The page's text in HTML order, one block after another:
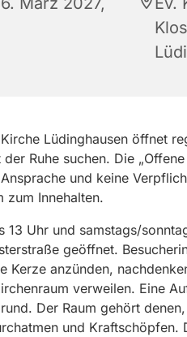
Lüdinghausen öffnet
Ruhe suchen. Die
und keine
zum Innehalten.
13 Uhr und samstags/
geöffnet.
Kerze anzünden,
verweilen. Eine
Der Raum gehört
und Kraftschöpfen.